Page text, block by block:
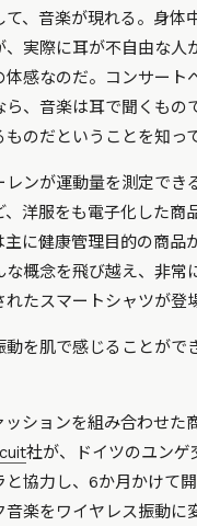
て、音楽が現れる。身体
、実際に耳が不自由な人
体感なのだ。コンサート
ら、音楽は耳で聞くもの
のだということを知っ
ンが運動量を測定でき
、洋服をも電子化した商
に健康管理目的の商品
な概念を飛び越え、非常
たスマートシャツが登
動を肌で感じることがで
ッションを組み合わせた
社が、ドイツのユンゲ
と協力し、6か月かけて
音楽をワイヤレス振動に